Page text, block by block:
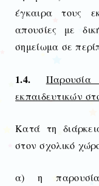
έγκαιρα τους
απουσίες με
σημείωμα σε
1.4.
εκπαιδευτικών
Κατά τη
στον σχολικό
α) η